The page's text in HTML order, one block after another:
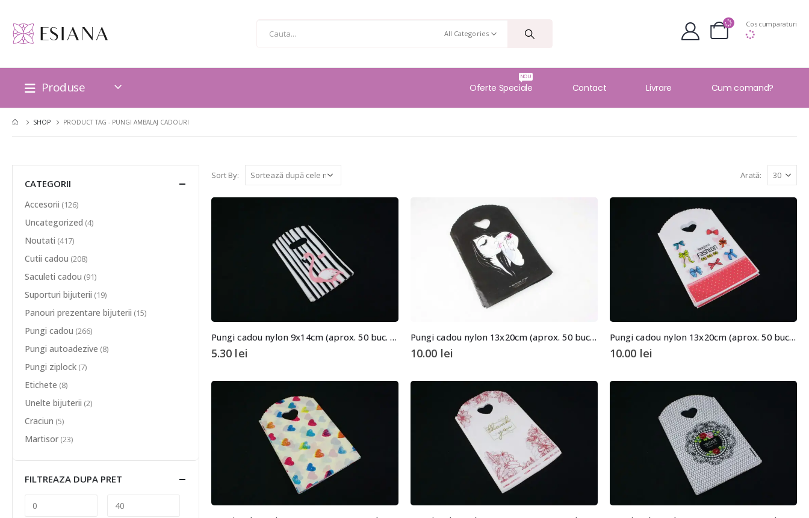
All Categories
Cos cumparaturi
Produse Oferte Speciale
NOU
Contact Livrare Cum comand?
SHOP PRODUCT TAG - PUNGI AMBALAJ CADOURI
Sort By: Arată:
Pungi cadou nylon 9x14cm (aprox. 50 buc. +/- 2 buc.)
5.30 lei
Pungi cadou nylon 13x20cm (aprox. 50 buc. +/- 2 buc.)
10.00 lei
Pungi cadou nylon 13x20cm (aprox. 50 buc. +/- 2 buc.)
10.00 lei
CATEGORII
Accesorii (126)
Uncategorized (4)
Noutati (417)
Cutii cadou (208)
Saculeti cadou (91)
Suporturi bijuterii (19)
Panouri prezentare bijuterii (15)
Pungi cadou (266)
Pungi autoadezive (8)
Pungi ziplock (7)
Etichete (8)
Unelte bijuterii (2)
Craciun (5)
Martisor (23)
FILTREAZA DUPA PRET